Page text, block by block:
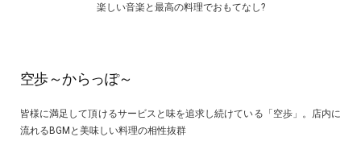
空歩～からっぽ～
皆様に満足して頂けるサービスと味を追求し続けている「空歩」。店内に
流れるBGMと美味しい料理の相性抜群
楽しい音楽と最高の料理でおもてなし?